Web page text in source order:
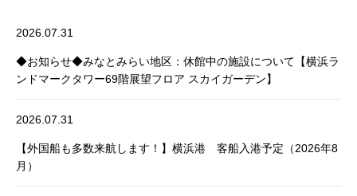
2026.07.31
◆お知らせ◆みなとみらい地区：休館中の施設について【横浜ラ
ンドマークタワー69階展望フロア スカイガーデン】
2026.07.31
【外国船も多数来航します！】横浜港 客船入港予定（2026年8
月）